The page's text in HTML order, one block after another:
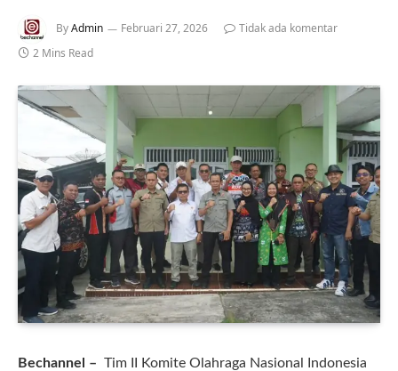
ByAdmin Februari 27, 2026
Tidak ada komentar
2 Mins Read
Bechannel – Tim II Komite Olahraga Nasional Indonesia